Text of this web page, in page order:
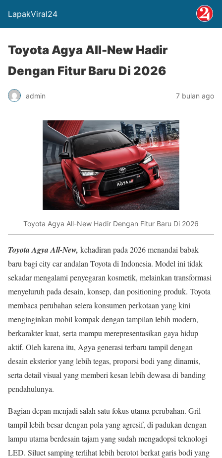
LapakViral24
Toyota Agya All-New Hadir
Dengan Fitur Baru Di 2026
admin 7 bulan ago
Toyota Agya All-New Hadir Dengan Fitur Baru Di 2026
Toyota Agya All-New, kehadiran pada 2026 menandai babak
baru bagi city car andalan Toyota di Indonesia. Model ini tidak
sekadar mengalami penyegaran kosmetik, melainkan transformasi
menyeluruh pada desain, konsep, dan positioning produk. Toyota
membaca perubahan selera konsumen perkotaan yang kini
menginginkan mobil kompak dengan tampilan lebih modern,
berkarakter kuat, serta mampu merepresentasikan gaya hidup
aktif. Oleh karena itu, Agya generasi terbaru tampil dengan
desain eksterior yang lebih tegas, proporsi bodi yang dinamis,
serta detail visual yang memberi kesan lebih dewasa di banding
pendahulunya.
Bagian depan menjadi salah satu fokus utama perubahan. Gril
tampil lebih besar dengan pola yang agresif, di padukan dengan
lampu utama berdesain tajam yang sudah mengadopsi teknologi
LED. Siluet samping terlihat lebih berotot berkat garis bodi yang